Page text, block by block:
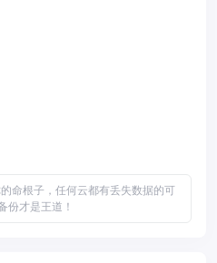
命根子，任何云都有丢失数据的可
份才是王道！